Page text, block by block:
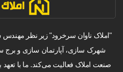
"املاک ناوان سرخرود" زیر نظر
شهرک سازی، آپارتمان سازی و برج
صنعت املاک فعالیت می‌کند. ما با